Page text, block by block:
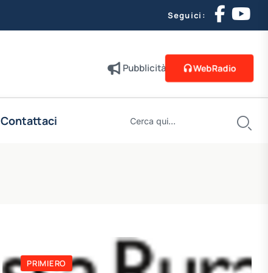
Seguici:
Pubblicità WebRadio
Contattaci
PRIMIERO